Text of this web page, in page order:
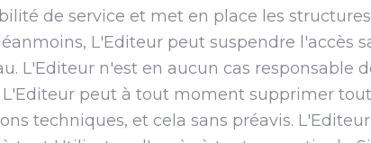
de service et met en place les
L'Editeur peut suspendre l'accès
L'Editeur n'est en aucun cas responsable
peut à tout moment supprimer
techniques, et cela sans préavis. L'Editeur